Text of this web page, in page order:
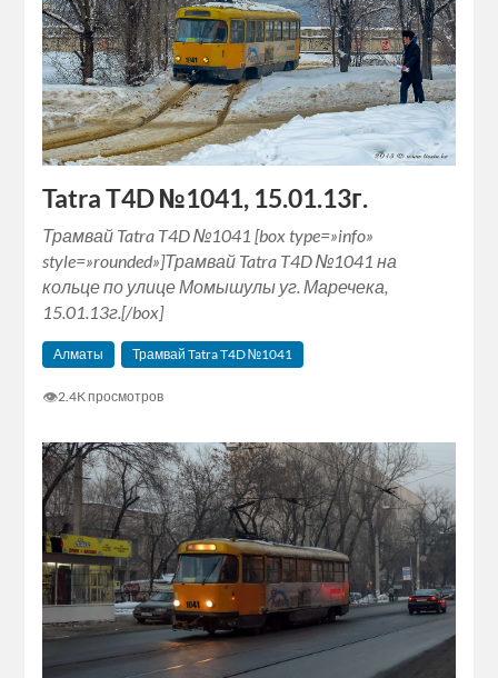
Tatra T4D №1041, 15.01.13г.
Трамвай Tatra T4D №1041 [box type=»info»
style=»rounded»]Трамвай Tatra T4D №1041 на
кольце по улице Момышулы уг. Маречека,
15.01.13г.[/box]
Алматы Трамвай Tatra T4D №1041
👁2.4K просмотров